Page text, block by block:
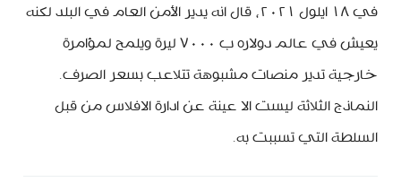
في ١٨ ايلول ٢٠٢١، قال انه يدير الأمن العام في البلد لكنه
يعيش في عالم دولاره ب ٧٠٠٠ ليرة ويلمح لمؤامرة
خارجية تدير منصات مشبوهة تتلاعب بسعر الصرف.
النماذج الثلاثة ليست الا عينة عن ادارة الافلاس من قبل
السلطة التي تسببت به.